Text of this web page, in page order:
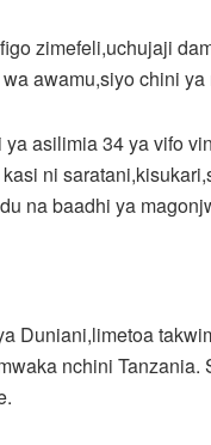
zimefeli,uchujaji
awamu,siyo chini ya
asilimia 34 ya vifo
ni
na baadhi ya
Duniani,limetoa
nchini